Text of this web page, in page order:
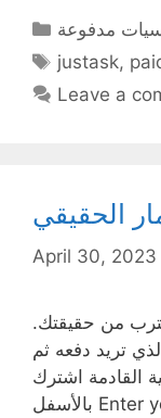
Categories
مدفوعة
Tags
justask,
Leave a
الحقيقي
April 30, 2023
من حقيقتك.
تريد دفعه ثم
القادمة اشترك
بالأسفل Enter your name Enter your email Enter